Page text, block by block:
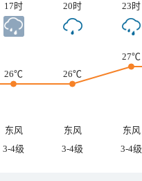
17时 20时 23时
26℃ 26℃
27℃
东风 东风
东风
3-4级 3-4级 3-4级